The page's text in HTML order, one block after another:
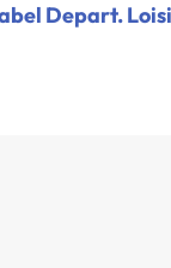
Depart.